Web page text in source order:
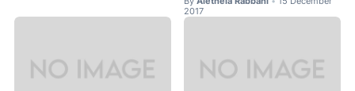
2017